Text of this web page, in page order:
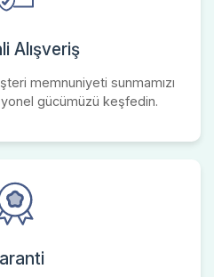
Alışveriş
memnuniyeti sunmamızı
gücümüzü keşfedin.